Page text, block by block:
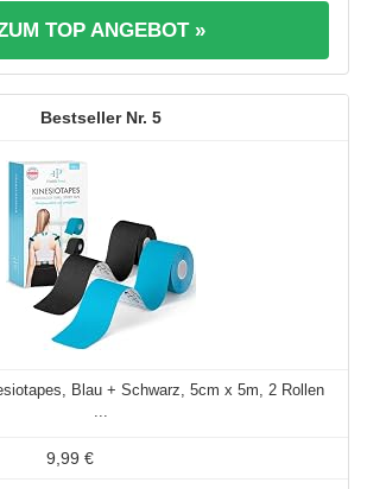
TOP ANGEBOT »
5
Blau + Schwarz, 5cm x 5m, 2 Rollen
...
9,99 €